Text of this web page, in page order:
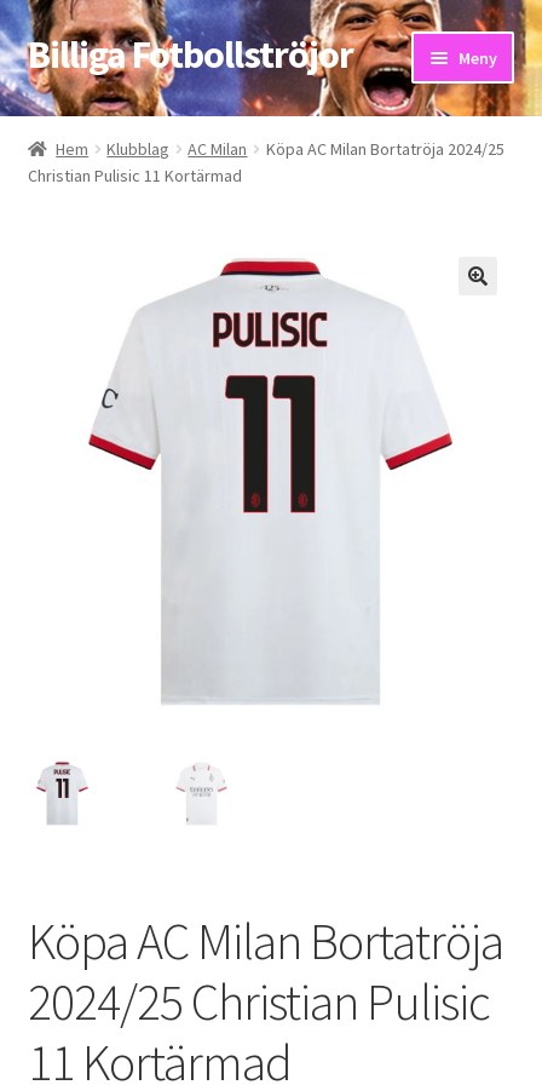
Hoppa
till
navigering
Hoppa
till
innehåll
Billiga Fotbollströjor Meny
Hem
Bloggar
Kontakta oss
Mitt konto
Hem Klubblag AC Milan
Köpa AC Milan Bortatröja 2024/25
Christian Pulisic 11 Kortärmad
Köpa AC Milan Bortatröja
2024/25 Christian Pulisic
11 Kortärmad